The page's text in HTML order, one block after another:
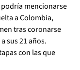
mencionarse
a Colombia,
tras coronarse
sus 21 años.
con las que